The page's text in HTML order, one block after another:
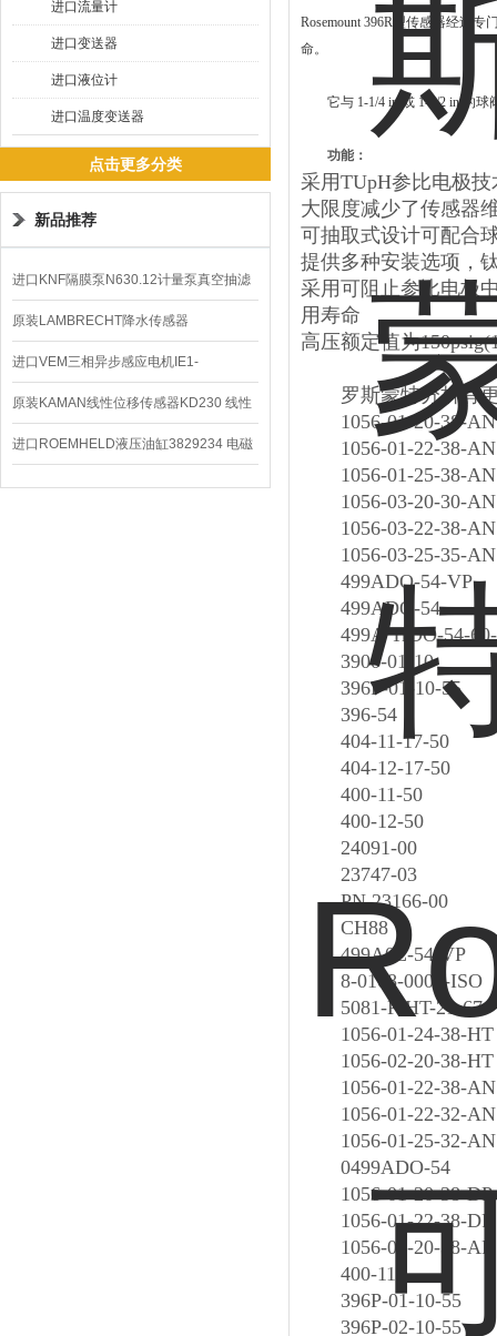
进口流量计
进口变送器
进口液位计
进口温度变送器
点击更多分类
新品推荐
进口KNF隔膜泵N630.12计量泵真空抽滤
泵价格
原装LAMBRECHT降水传感器
00.14575.20气象仪
进口VEM三相异步感应电机IE1-
K21R80G4马达
原装KAMAN线性位移传感器KD230 线性
编码器
进口ROEMHELD液压油缸3829234 电磁
阀定位器
Rosemount 396R型传感器经过
命。
它与 1-1/4 in 或 1-1/2 in 的球
功能：
采用TUpH参比电极
大限度减少了传感器
可抽取式设计可配合
提供多种安装选项，
采用可阻止参比电极
用寿命
高压额定值为
罗斯蒙特分析有更
1056-01-20-38-AN
1056-01-22-38-AN
1056-01-25-38-AN
1056-03-20-30-AN
1056-03-22-38-AN
1056-03-25-35-AN
499ADO-54-VP
499ADO-54
499A TrDO-54-60-
3900-01-10
396P-01-10-55
396-54
404-11-17-50
404-12-17-50
400-11-50
400-12-50
24091-00
23747-03
PN 23166-00
CH88
499A0Z-54-VP
8-0108-0003-ISO
5081-P-HT-21-67
1056-01-24-38-HT
1056-02-20-38-HT
1056-01-22-38-AN
1056-01-22-32-AN
1056-01-25-32-AN
0499ADO-54
1056-01-20-38-DP
1056-01-22-38-DP
1056-01-20-38-AN
400-11
396P-01-10-55
396P-02-10-55